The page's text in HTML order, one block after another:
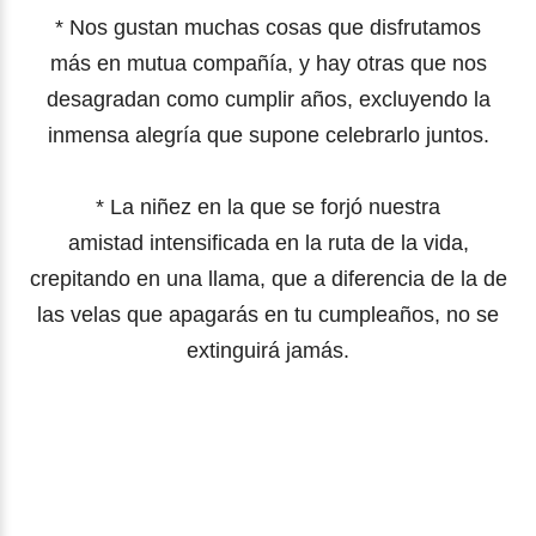
* Nos gustan muchas cosas que disfrutamos
más en mutua compañía, y hay otras que nos
desagradan como cumplir años, excluyendo la
inmensa alegría que supone celebrarlo juntos.
* La niñez en la que se forjó nuestra
amistad intensificada en la ruta de la vida,
crepitando en una llama, que a diferencia de la de
las velas que apagarás en tu cumpleaños, no se
extinguirá jamás.